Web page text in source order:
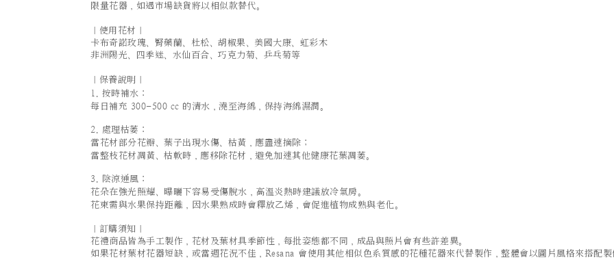
限量花器，如遇市場缺貨將以相似款替代。
｜使用花材｜
卡布奇諾玫瑰、腎藥蘭、杜松、胡椒果、美國大康、虹彩木
非洲陽光、四季迷、水仙百合、巧克力菊、乒乓菊等
｜保養說明｜
1. 按時補水：
每日補充 300-500 cc 的清水，澆至海綿，保持海綿濕潤。
2. 處理枯萎：
當花材部分花瓣、葉子出現水傷、枯黃，應盡速摘除；
當整枝花材凋黃、枯軟時，應移除花材，避免加速其他健康花葉凋萎。
3. 陰涼通風：
花朵在強光照耀、曝曬下容易受傷脫水，高溫炎熱時建議放冷氣房。
花束需與水果保持距離，因水果熟成時會釋放乙烯，會促進植物成熟與老化。
｜訂購須知｜
花禮商品皆為手工製作，花材及葉材具季節性，每批姿態都不同，成品與照片會有些許差異。
如果花材葉材花器短缺，或當週花況不佳，Resana 會使用其他相似色系質感的花種花器來代替製作，整體會以圖片風格來搭配製